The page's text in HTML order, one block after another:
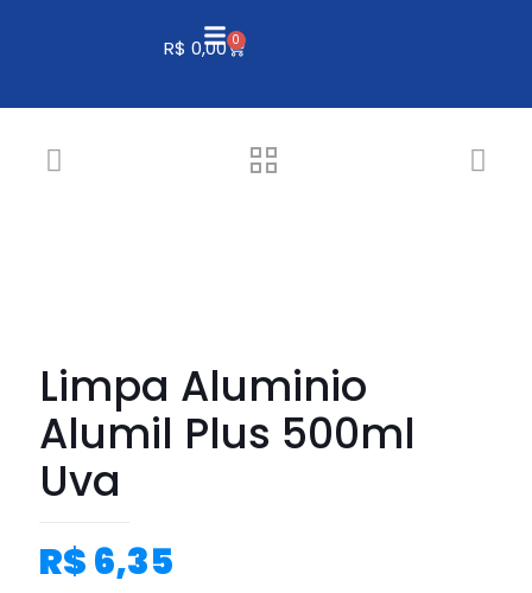
R$ 0,00 0
Limpa Aluminio
Alumil Plus 500ml
Uva
R$6,35